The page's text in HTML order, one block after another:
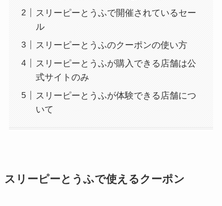
スリーピーとうふで開催されているセー
ル
スリーピーとうふのクーポンの使い方
スリーピーとうふが購入できる店舗は公
式サイトのみ
スリーピーとうふが体験できる店舗につ
いて
スリーピーとうふで使えるクーポン